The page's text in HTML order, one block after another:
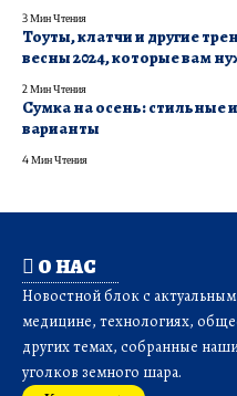
3 Мин Чтения
Тоуты, клатчи и другие
весны 2024, которые вам
2 Мин Чтения
Сумка на осень: стильные
варианты
4 Мин Чтения
О НАС
Новостной блок с
медицине, технологиях,
других темах, собранные
уголков земного шара.